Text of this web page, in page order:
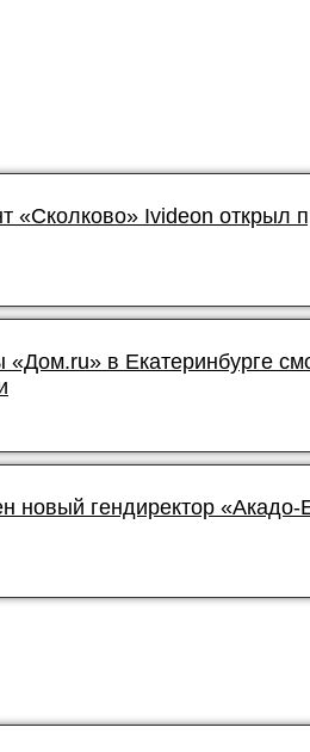
«Сколково» Ivideon открыл
«Дом.ru» в Екатеринбурге
новый гендиректор «Акадо-